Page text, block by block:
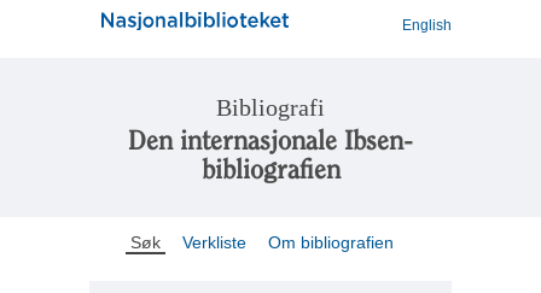
English
Bibliografi
Den internasjonale Ibsen-
bibliografien
Søk Verkliste Om bibliografien